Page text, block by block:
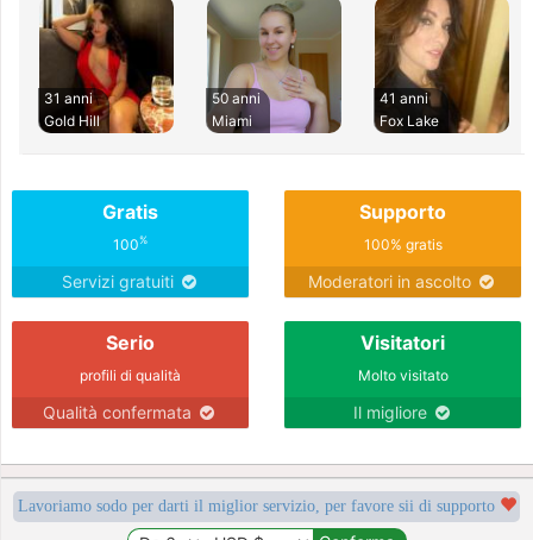
31 anni
Gold Hill
50 anni
Miami
41 anni
Fox Lake
Gratis
100%
Servizi gratuiti
Supporto
100% gratis
Moderatori in ascolto
Serio
profili di qualità
Qualità confermata
Visitatori
Molto visitato
Il migliore
Lavoriamo sodo per darti il miglior servizio, per favore sii di supporto